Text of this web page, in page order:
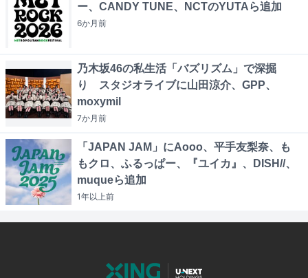
ー、CANDY TUNE、NCTのYUTAら追加
6か月前
乃木坂46の私生活「バズリズム」で深掘
り スタジオライブに山田涼介、GPP、
moxymil
7か月前
「JAPAN JAM」にAooo、平手友梨奈、も
もクロ、ふるっぱー、『ユイカ』、DISH//、
muqueら追加
1年以上前